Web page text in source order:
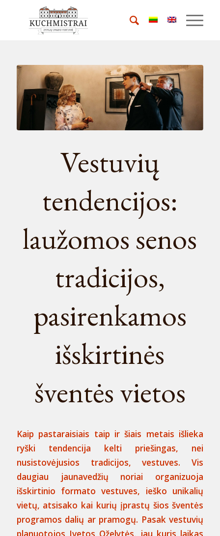
Vestuvių
tendencijos:
laužomos senos
tradicijos,
pasirenkamos
išskirtinės
šventės vietos
Kaip pastaraisiais taip ir šiais metais išlieka
ryški tendencija kelti priešingas, nei
nusistovėjusios tradicijos, vestuves. Vis
daugiau jaunavedžių noriai organizuoja
išskirtinio formato vestuves, ieško unikalių
vietų, atsisako kai kurių įprastų šios šventės
programos dalių ar pramogų. Pasak vestuvių
planuotojos Ivetos Oželytės, jau kuris laikas